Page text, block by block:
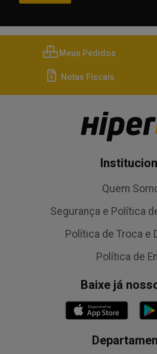
Meus Pedidos
Notas Fiscais
Quem
Segurança e Política
Política de Troca e
Política de
Baixe já